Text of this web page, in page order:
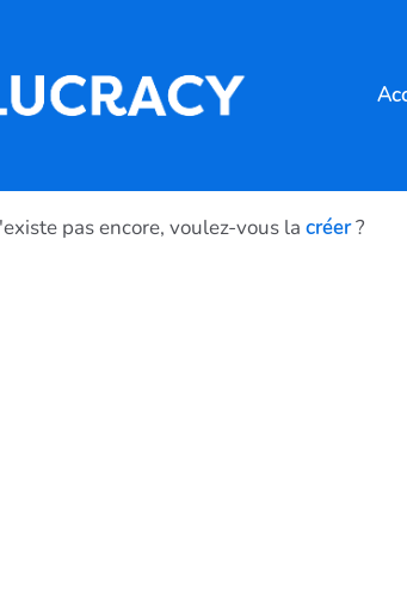
pas encore, voulez-vous la créer?